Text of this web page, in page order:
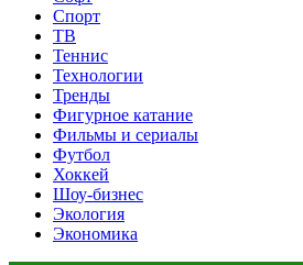
Спорт
ТВ
Теннис
Технологии
Тренды
Фигурное катание
Фильмы и сериалы
Футбол
Хоккей
Шоу-бизнес
Экология
Экономика